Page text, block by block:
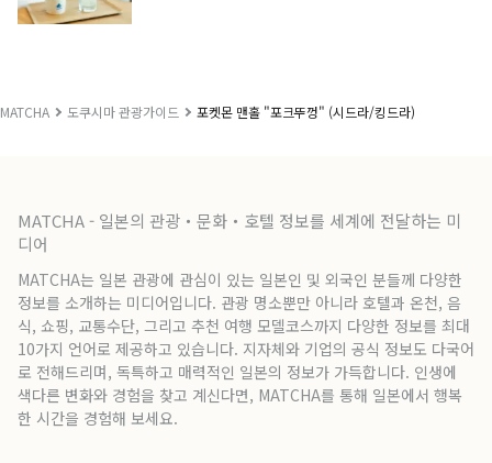
MATCHA 도쿠시마 관광가이드 포켓몬 맨홀 "포크뚜껑" (시드라/킹드라)
MATCHA - 일본의 관광・문화・호텔 정보를 세계에 전달하는 미
디어
MATCHA는 일본 관광에 관심이 있는 일본인 및 외국인 분들께 다양한
정보를 소개하는 미디어입니다. 관광 명소뿐만 아니라 호텔과 온천, 음
식, 쇼핑, 교통수단, 그리고 추천 여행 모델코스까지 다양한 정보를 최대
10가지 언어로 제공하고 있습니다. 지자체와 기업의 공식 정보도 다국어
로 전해드리며, 독특하고 매력적인 일본의 정보가 가득합니다. 인생에
색다른 변화와 경험을 찾고 계신다면, MATCHA를 통해 일본에서 행복
한 시간을 경험해 보세요.